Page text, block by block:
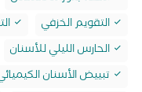
التقويم الخزفي
الحارس الليلي للأسنان
تبييض الأسنان